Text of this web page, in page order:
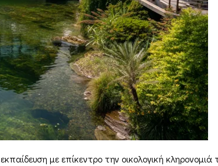
με επίκεντρο την οικολογική